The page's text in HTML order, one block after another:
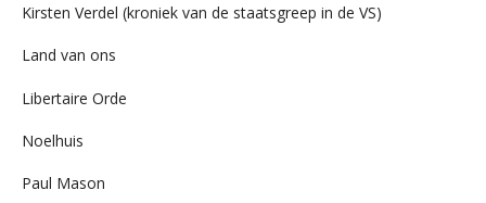
Kirsten Verdel (kroniek van de staatsgreep in de VS)
Land van ons
Libertaire Orde
Noelhuis
Paul Mason